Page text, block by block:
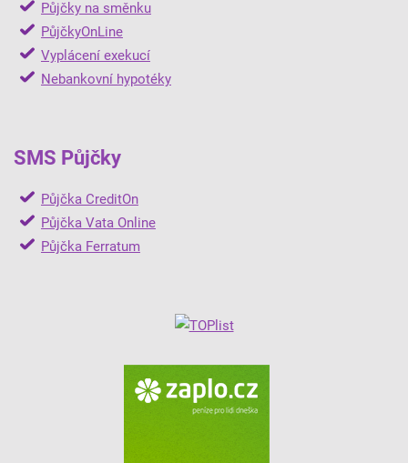
Půjčky na směnku
PůjčkyOnLine
Vyplácení exekucí
Nebankovní hypotéky
SMS Půjčky
Půjčka CreditOn
Půjčka Vata Online
Půjčka Ferratum